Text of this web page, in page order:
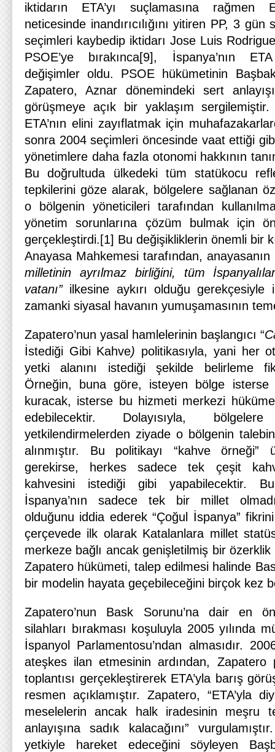
iktidarın ETA’yı suçlamasına rağmen
neticesinde inandırıcılığını yitiren PP, 3
seçimleri kaybedip iktidarı Jose Luis
PSOE’ye bırakınca[9], İspanya’nın
değişimler oldu. PSOE hükümetinin
Zapatero, Aznar dönemindeki sert
görüşmeye açık bir yaklaşım
ETA’nın elini zayıflatmak için
sonra 2004 seçimleri öncesinde vaat ettiği
yönetimlere daha fazla otonomi hakkının
Bu doğrultuda ülkedeki tüm statükocu
tepkilerini göze alarak, bölgelere sağlanan
o bölgenin yöneticileri tarafından
yönetim sorunlarına çözüm bulmak için
gerçekleştirdi.[1] Bu değişikliklerin önemli bir
Anayasa Mahkemesi tarafından,
milletinin ayrılmaz birliğini, tüm
vatanı”ilkesine aykırı olduğu
zamanki siyasal havanın yumuşamasının
Zapatero’nun yasal hamlelerinin başlangıcı “
İstediği Gibi Kahve) politikasıyla, yani her
yetki alanını istediği şekilde belirleme
Örneğin, buna göre, isteyen bölge isterse
kuracak, isterse bu hizmeti merkezi
edebilecektir. Dolayısıyla,
yetkilendirmelerden ziyade o bölgenin
alınmıştır. Bu politikayı “kahve
gerekirse, herkes sadece tek çeşit
kahvesini istediği gibi yapabilecektir.
İspanya’nın sadece tek bir millet
olduğunu iddia ederek “Çoğul İspanya”
çerçevede ilk olarak Katalanlara millet
merkeze bağlı ancak genişletilmiş bir
Zapatero hükümeti, talep edilmesi halinde
bir modelin hayata geçebileceğini birçok kez
Zapatero’nun Bask Sorunu’na dair en
silahları bırakması koşuluyla 2005 yılında
İspanyol Parlamentosu’ndan almasıdır.
ateşkes ilan etmesinin ardından, Zapatero
toplantısı gerçekleştirerek ETA’yla barış
resmen açıklamıştır. Zapatero, “ETA’yla
meselelerin ancak halk iradesinin meşru
anlayışına sadık kalacağını”
yetkiyle hareket edeceğini söyleyen